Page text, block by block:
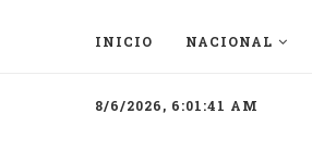
INICIO NACIONAL
8/6/2026, 6:01:41 AM